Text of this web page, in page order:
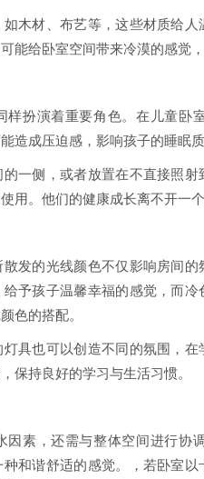
木材、布艺等，这些材质给
能给卧室空间带来冷漠的感觉
样扮演着重要角色。在儿童卧
造成压迫感，影响孩子的睡眠
一侧，或者放置在不直接照
用。他们的健康成长离不开一个
发的光线颜色不仅影响房间
予孩子温馨幸福的感觉，而
色的搭配。
具也可以创造不同的氛围，
保持良好的学习与生活习惯。
因素，还需与整体空间进行协
和谐舒适的感觉。，若卧室